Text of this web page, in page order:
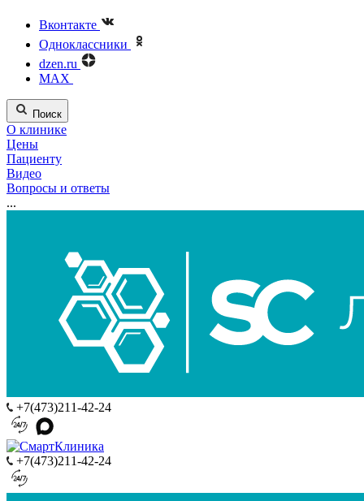
Вконтакте
Одноклассники
dzen.ru
MAX
Поиск
О клинике
Цены
Пациенту
Видео
Вопросы и ответы
...
+7(473)211-42-24
+7(473)211-42-24